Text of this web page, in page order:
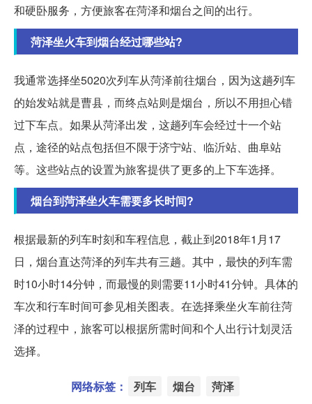
和硬卧服务，方便旅客在菏泽和烟台之间的出行。
菏泽坐火车到烟台经过哪些站?
我通常选择坐5020次列车从菏泽前往烟台，因为这趟列车
的始发站就是曹县，而终点站则是烟台，所以不用担心错
过下车点。如果从菏泽出发，这趟列车会经过十一个站
点，途径的站点包括但不限于济宁站、临沂站、曲阜站
等。这些站点的设置为旅客提供了更多的上下车选择。
烟台到菏泽坐火车需要多长时间?
根据最新的列车时刻和车程信息，截止到2018年1月17
日，烟台直达菏泽的列车共有三趟。其中，最快的列车需
时10小时14分钟，而最慢的则需要11小时41分钟。具体的
车次和行车时间可参见相关图表。在选择乘坐火车前往菏
泽的过程中，旅客可以根据所需时间和个人出行计划灵活
选择。
网络标签： 列车 烟台 菏泽